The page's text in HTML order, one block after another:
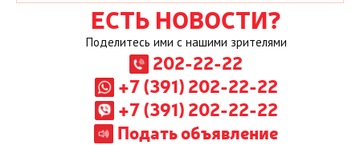
ЕСТЬ НОВОСТИ?
Поделитесь ими с нашими зрителями
202-22-22
+7 (391) 202-22-22
+7 (391) 202-22-22
Подать объявление